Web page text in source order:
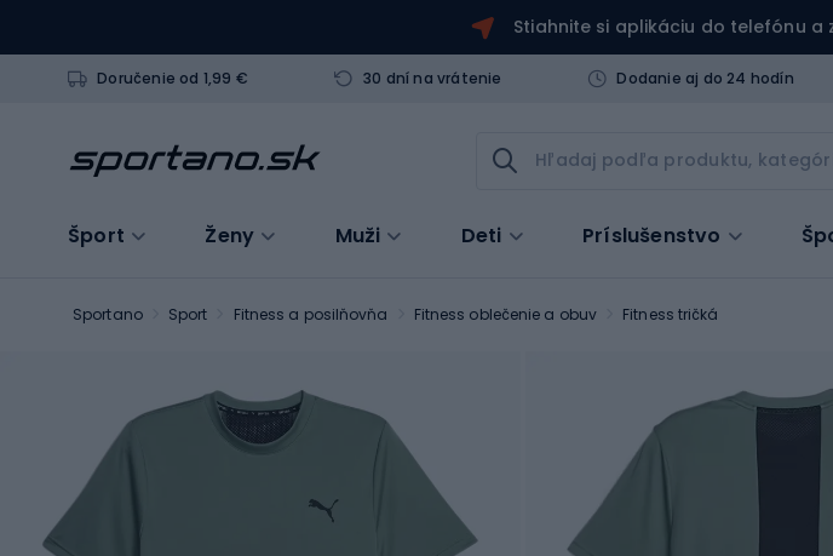
Stiahnite si aplikáciu do telefónu a
Doručenie od 1,99 € 30 dní na vrátenie Dodanie aj do 24 hodín
Šport Ženy Muži Deti Príslušenstvo
Sportano Sport Fitness a posilňovňa Fitness oblečenie a obuv Fitness tričká